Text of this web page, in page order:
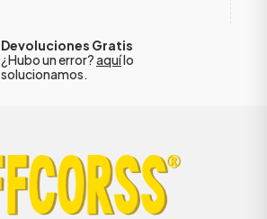
Devoluciones Gratis
¿Hubo un error?aquílo
solucionamos.